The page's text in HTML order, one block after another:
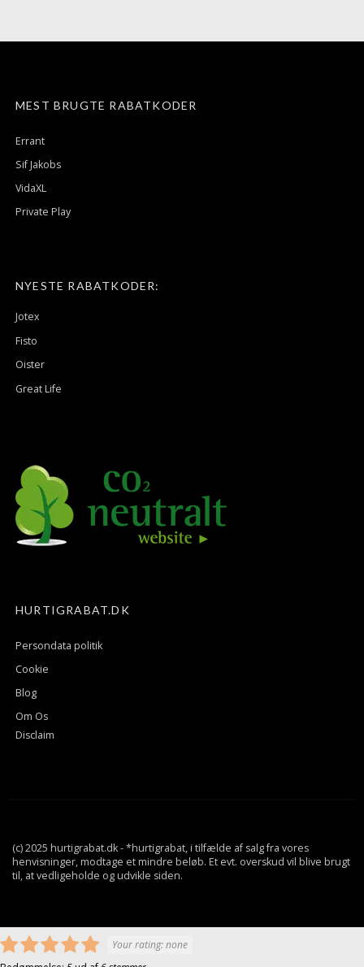
MEST BRUGTE RABATKODER
Errant
Sif Jakobs
VidaXL
Private Play
NYESTE RABATKODER:
Jotex
Fisto
Oister
Great Life
HURTIGRABAT.DK
Persondata politik
Cookie
Blog
Om Os
Disclaim
(c) 2025 hurtigrabat.dk - *hurtigrabat, i tilfælde af salg fra vores
henvisninger, modtage et mindre beløb. Et evt. overskud vil blive brugt
til, at vedligeholde og udvikle siden.
Your rating:none